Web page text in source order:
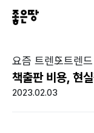
요즘 트렌드트렌
책출판 비용, 현
2023.02.03